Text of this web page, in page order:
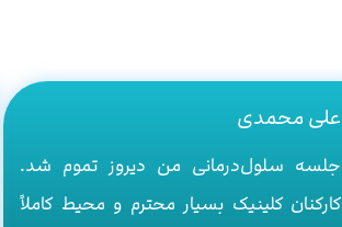
علی محمدی
جلسه سلول‌درمانی من دیروز تموم شد.
کارکنان کلینیک بسیار محترم و محیط کاملاً